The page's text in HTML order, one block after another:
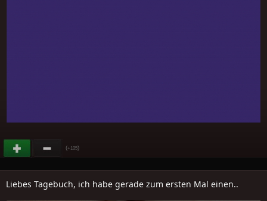
(+105)
Liebes Tagebuch, ich habe gerade zum ersten Mal einen..